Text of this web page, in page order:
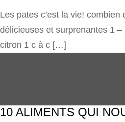
Les pates c’est la vie!
délicieuses et surprenantes 1
citron 1 c à c […]
10 ALIMENTS QUI